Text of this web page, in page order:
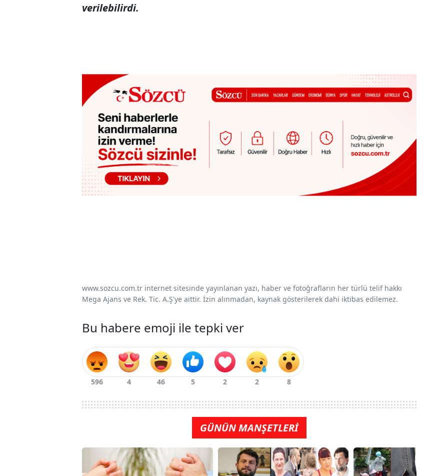
verilebilirdi.
www.sozcu.com.tr internet sitesinde yayınlanan yazı, haber ve fotoğrafların her türlü telif hakkı
Mega Ajans ve Rek. Tic. A.Ş'ye aittir. İzin alınmadan, kaynak gösterilerek dahi iktibas edilemez.
Bu habere emoji ile tepki ver
GÜNÜN MANŞETLERİ